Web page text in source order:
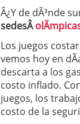
Â¿Y de dÃ³nde
sedesÂ
Los juegos
vemos hoy en
descarta a los
costo inflado.
juegos, los
costo de la